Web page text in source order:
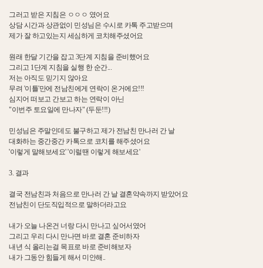
그러고 받은 지침은 ㅇㅇㅇ 였어요
상담 시간과 상관없이 민성님은 수시로 카톡 주고받으며
제가 잘 하고있는지 세심하게 코치해주셨어요
원래 한달 기간을 잡고 3단계 지침을 준비했어요
그리고 1단계 지침을 실행 한 순간...
저는 아직도 믿기지 않아요
무려 '이틀'만에 전남친에게 연락이 온거에요!!!
심지어 떠보고 간보고 하는 연락이 아닌
"이번주 토요일에 만나자" (두둔!!!)
민성님은 주말인데도 불구하고 제가 전남친 만나러 간 날
대화하는 중간중간 카톡으로 코치를 해주셨어요
'이렇게 말해보세요' '이럴땐 이렇게 해보세요'
3. 결과
결국 전남친과 처음으로 만나러 간 날 결혼약속까지 받았어요
전남친이 단도직입적으로 말하더라고요
내가 오늘 나온건 너랑 다시 만나고 싶어서였어
그리고 우리 다시 만나면 바로 결혼 준비하자
내년 식 올리는걸 목표로 바로 준비해보자
내가 그동안 힘들게 해서 미안해..